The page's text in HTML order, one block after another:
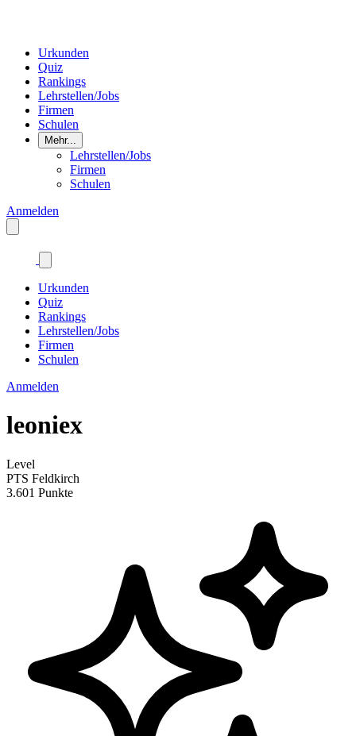
Urkunden
Quiz
Rankings
Lehrstellen/Jobs
Firmen
Schulen
Mehr...
Lehrstellen/Jobs
Firmen
Schulen
Anmelden
Urkunden
Quiz
Rankings
Lehrstellen/Jobs
Firmen
Schulen
Anmelden
leoniex
Level
PTS Feldkirch
3.601 Punkte